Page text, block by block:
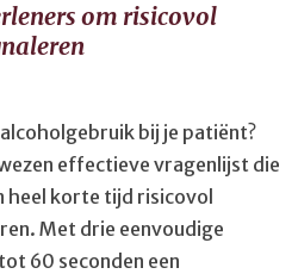
om risicovol
bij je patiënt?
effectieve vragenlijst die
korte tijd risicovol
Met drie eenvoudige
60 seconden een